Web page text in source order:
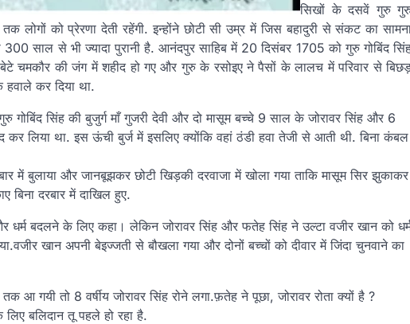
सिखों के दसवें गुरु
लोगों को प्रेरणा देती रहेंगी. इन्होंने छोटी सी उम्र में जिस बहादुरी से संकट का
साल से भी ज्यादा पुरानी है. आनंदपुर साहिब में 20 दिसंबर 1705 को गुरु गोबिंद
चमकौर की जंग में शहीद हो गए और गुरु के रसोइए ने पैसों के लालच में परिवार से
हवाले कर दिया था.
सिंह की बुजुर्ग माँ गुजरी देवी और दो मासूम बच्चे 9 साल के जोरावर सिंह और 6
लिया था. इस ऊंची बुर्ज में इसलिए क्योंकि वहां ठंडी हवा तेजी से आती थी. बिना कंबल
में बुलाया और जानबूझकर छोटी खिड़की दरवाजा में खोला गया ताकि मासूम सिर झुकाकर
बिना दरबार में दाखिल हुए.
धर्म बदलने के लिए कहा। लेकिन जोरावर सिंह और फतेह सिंह ने उल्टा वजीर खान को
खान अपनी बेइज्जती से बौखला गया और दोनों बच्चों को दीवार में जिंदा चुनवाने का
आ गयी तो 8 वर्षीय जोरावर सिंह रोने लगा.फ़तेह ने पूछा, जोरावर रोता क्यों है ?
लिए बलिदान तू पहले हो रहा है.